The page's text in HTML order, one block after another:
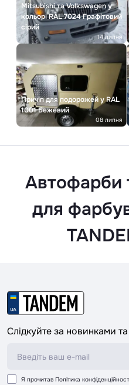
Mitsubishi та Volkswagen у
кольорі RAL 7024 Графітовий
сірий
14 липня
Причіп для подорожей у RAL
1001 Бежевий
08 липня
Автофарби
для
Слідкуйте за новинками
Я прочитав Політика